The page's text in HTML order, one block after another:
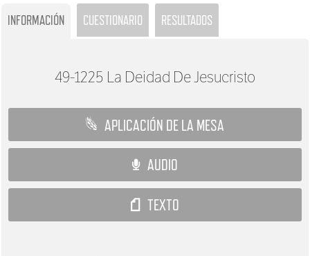
INFORMACIÓN CUESTIONARIO RESULTADOS
49-1225 La Deidad De Jesucristo
APLICACIÓN DE LA MESA
AUDIO
TEXTO